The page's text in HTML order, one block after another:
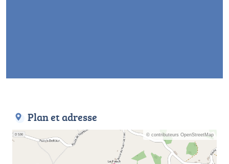
Plan et adresse
© contributeurs OpenStreetMap